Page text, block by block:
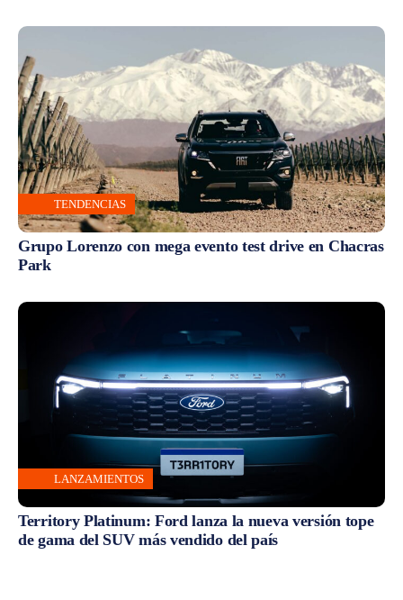
TENDENCIAS
Grupo Lorenzo con mega evento test drive en Chacras
Park
LANZAMIENTOS
Territory Platinum: Ford lanza la nueva versión tope
de gama del SUV más vendido del país